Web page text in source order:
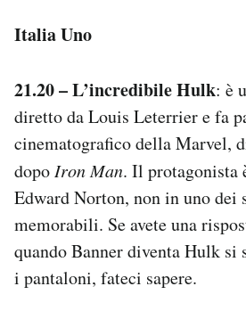
Italia Uno
21.20 – L’incredibile Hulk: è
diretto da Louis Leterrier e fa
cinematografico della Marvel,
dopoIron Man. Il protagonista
Edward Norton, non in uno
memorabili. Se avete una
quando Banner diventa Hulk si
i pantaloni, fateci sapere.